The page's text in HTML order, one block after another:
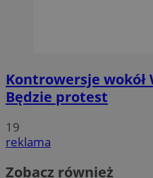
Kontrowersje wokół
Będzie protest
19
reklama
Zobacz również